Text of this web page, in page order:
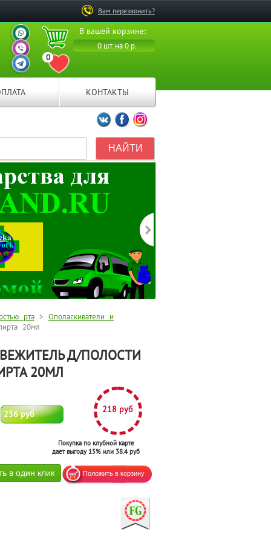
Вам перезвонить?
В вашей корзине:
0 шт. на 0 р.
0
ПЕРЕЙТИ В ИЗБРАННОЕ
ВАШ ПЕРСОНАЛЬНЫЙ
МЕНЕДЖЕР
ВАШ ПЕРСОНАЛЬНЫЙ
МЕНЕДЖЕР
ВАШ ПЕРСОНАЛЬНЫЙ
МЕНЕДЖЕР
КОНТАКТЫ
Мы ВКонтакте
Мы на Facebook
Мы в Instagramm
рта > Ополаскиватели и
20мл
Д/ПОЛОСТИ
20МЛ
256 руб 218 руб
Покупка по клубной карте
дает выгоду 15% или 38.4 руб